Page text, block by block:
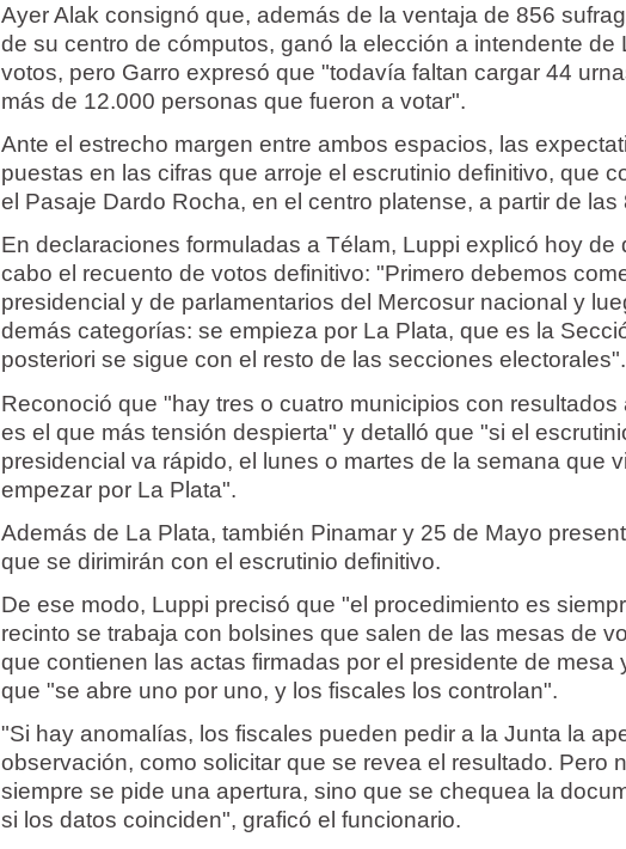
Ayer Alak consignó que, además de la ventaja de 856
de su centro de cómputos, ganó la elección a intendente de
votos, pero Garro expresó que "todavía faltan cargar 44
más de 12.000 personas que fueron a votar".
Ante el estrecho margen entre ambos espacios, las
puestas en las cifras que arroje el escrutinio definitivo, que
el Pasaje Dardo Rocha, en el centro platense, a partir de las
En declaraciones formuladas a Télam, Luppi explicó hoy de
cabo el recuento de votos definitivo: "Primero debemos
presidencial y de parlamentarios del Mercosur nacional y
demás categorías: se empieza por La Plata, que es la
posteriori se sigue con el resto de las secciones electorales".
Reconoció que "hay tres o cuatro municipios con resultados
es el que más tensión despierta" y detalló que "si el
presidencial va rápido, el lunes o martes de la semana que
empezar por La Plata".
Además de La Plata, también Pinamar y 25 de Mayo
que se dirimirán con el escrutinio definitivo.
De ese modo, Luppi precisó que "el procedimiento es
recinto se trabaja con bolsines que salen de las mesas de
que contienen las actas firmadas por el presidente de mesa
que "se abre uno por uno, y los fiscales los controlan".
"Si hay anomalías, los fiscales pueden pedir a la Junta la
observación, como solicitar que se revea el resultado. Pero
siempre se pide una apertura, sino que se chequea la
si los datos coinciden", graficó el funcionario.